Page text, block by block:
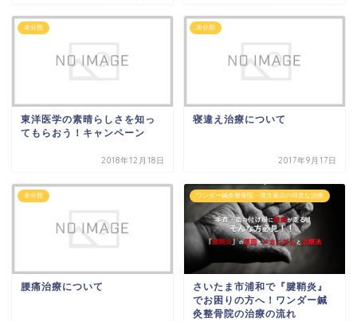
未分類
東洋医学の素晴らしさを知っ
てもらおう！キャンペーン
2018年12月18日
未分類
寝違え治療について
2017年9月17日
未分類
腰痛治療について
ワンダー鍼灸整骨院・漢方薬店の得意な治療
さいたま市浦和で『腱鞘炎』
でお困りの方へ！ワンダー鍼
灸整骨院の治療の流れ